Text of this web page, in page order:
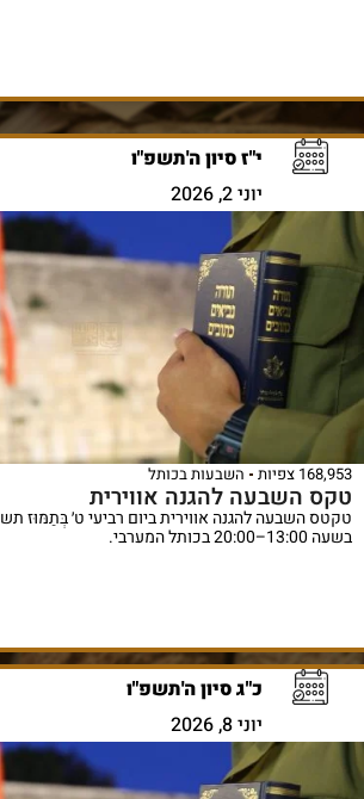
י"ז סיון ה'תשפ"ו
יוני 2, 2026
168,953 צפיות השבעות בכותל
טקס השבעה להגנה אווירית
בשעה 13:00–20:00 בכותל המערבי.
כ"ג סיון ה'תשפ"ו
יוני 8, 2026